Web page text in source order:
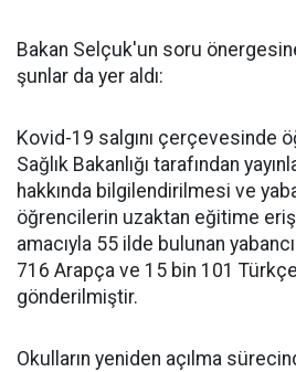
Bakan Selçuk'un soru
şunlar da yer aldı:
Kovid-19 salgını çerçevesinde
Sağlık Bakanlığı tarafından
hakkında bilgilendirilmesi ve
öğrencilerin uzaktan eğitime
amacıyla 55 ilde bulunan
716 Arapça ve 15 bin 101
gönderilmiştir.
Okulların yeniden açılma